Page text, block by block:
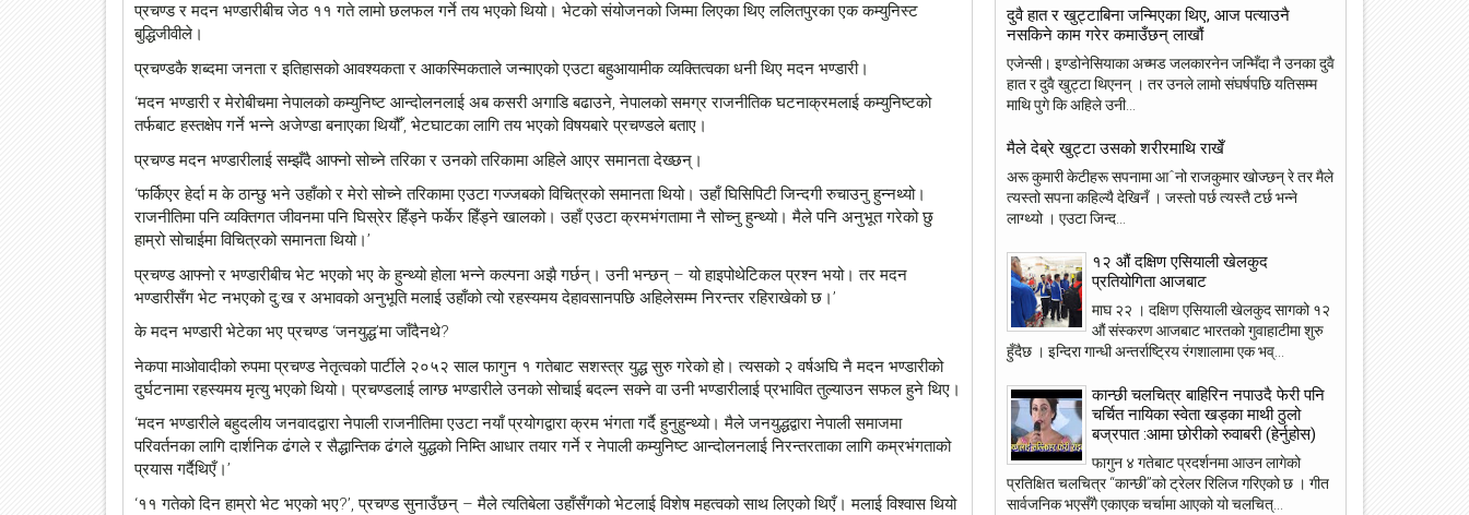
प्रचण्ड र मदन भण्डारीबीच जेठ ११ गते लामो छलफल गर्ने तय भएको थियो। भेटको संयोजनको जिम्मा लिएका थिए ललितपुरका एक कम्युनिस्ट
बुद्धिजीवीले।
प्रचण्डकै शब्दमा जनता र इतिहासको आवश्यकता र आकस्मिकताले जन्माएको एउटा बहुआयामीक व्यक्तित्वका धनी थिए मदन भण्डारी।
‘मदन भण्डारी र मेरोबीचमा नेपालको कम्युनिष्ट आन्दोलनलाई अब कसरी अगाडि बढाउने, नेपालको समग्र राजनीतिक घटनाक्रमलाई कम्युनिष्टको
तर्फबाट हस्तक्षेप गर्ने भन्ने अजेण्डा बनाएका थियौँ’, भेटघाटका लागि तय भएको विषयबारे प्रचण्डले बताए।
प्रचण्ड मदन भण्डारीलाई सम्झँदै आफ्नो सोच्ने तरिका र उनको तरिकामा अहिले आएर समानता देख्छन्।
‘फर्किएर हेर्दा म के ठान्छु भने उहाँको र मेरो सोच्ने तरिकामा एउटा गज्जबको विचित्रको समानता थियो। उहाँ घिसिपिटी जिन्दगी रुचाउनु हुन्नथ्यो।
राजनीतिमा पनि व्यक्तिगत जीवनमा पनि घिस्रेर हिँड्ने फर्केर हिँड्ने खालको। उहाँ एउटा क्रमभंगतामा नै सोच्नु हुन्थ्यो। मैले पनि अनुभूत गरेको छु
हाम्रो सोचाईमा विचित्रको समानता थियो।’
प्रचण्ड आफ्नो र भण्डारीबीच भेट भएको भए के हुन्थ्यो होला भन्ने कल्पना अझै गर्छन्। उनी भन्छन् – यो हाइपोथेटिकल प्रश्न भयो। तर मदन
भण्डारीसँग भेट नभएको दु:ख र अभावको अनुभूति मलाई उहाँको त्यो रहस्यमय देहावसानपछि अहिलेसम्म निरन्तर रहिराखेको छ।’
के मदन भण्डारी भेटेका भए प्रचण्ड ‘जनयुद्ध’मा जाँदैनथे?
नेकपा माओवादीको रुपमा प्रचण्ड नेतृत्वको पार्टीले २०५२ साल फागुन १ गतेबाट सशस्त्र युद्ध सुरु गरेको हो। त्यसको २ वर्षअघि नै मदन भण्डारीको
दुर्घटनामा रहस्यमय मृत्यु भएको थियो। प्रचण्डलाई लाग्छ भण्डारीले उनको सोचाई बदल्न सक्ने वा उनी भण्डारीलाई प्रभावित तुल्याउन सफल हुने थिए।
‘मदन भण्डारीले बहुदलीय जनवादद्वारा नेपाली राजनीतिमा एउटा नयाँ प्रयोगद्वारा क्रम भंगता गर्दै हुनुहुन्थ्यो। मैले जनयुद्धद्वारा नेपाली समाजमा
परिवर्तनका लागि दार्शनिक ढंगले र सैद्धान्तिक ढंगले युद्धको निम्ति आधार तयार गर्ने र नेपाली कम्युनिष्ट आन्दोलनलाई निरन्तरताका लागि कम्रभंगताको
प्रयास गर्दैथिएँ।’
‘११ गतेको दिन हाम्रो भेट भएको भए?’, प्रचण्ड सुनाउँछन् – मैले त्यतिबेला उहाँसँगको भेटलाई विशेष महत्वको साथ लिएको थिएँ। मलाई विश्वास थियो
दुवै हात र खुट्टाबिना जन्मिएका थिए, आज पत्याउनै
नसकिने काम गरेर कमाउँछन् लाखौं
एजेन्सी। इण्डोनेसियाका अच्मड जलकारनेन जन्मिँदा नै उनका दुवै
हात र दुवै खुट्टा थिएनन् । तर उनले लामो संघर्षपछि यतिसम्म
माथि पुगे कि अहिले उनी...
मैले देब्रे खुट्टा उसको शरीरमाथि राखेँ
अरू कुमारी केटीहरू सपनामा आˆनो राजकुमार खोज्छन् रे तर मैले
त्यस्तो सपना कहिल्यै देखिनँ । जस्तो पर्छ त्यस्तै टर्छ भन्ने
लाग्थ्यो । एउटा जिन्द...
१२ औं दक्षिण एसियाली खेलकुद
प्रतियोगिता आजबाट
माघ २२ । दक्षिण एसियाली खेलकुद सागको १२
औं संस्करण आजबाट भारतको गुवाहाटीमा शुरु
हुँदैछ । इन्दिरा गान्धी अन्तर्राष्ट्रिय रंगशालामा एक भव्...
कान्छी चलचित्र बाहिरिन नपाउदै फेरी पनि
चर्चित नायिका स्वेता खड्का माथी ठुलो
बज्रपात :आमा छोरीको रुवाबरी (हेर्नुहोस)
फागुन ४ गतेबाट प्रदर्शनमा आउन लागेको
प्रतिक्षित चलचित्र “कान्छी”को ट्रेलर रिलिज गरिएको छ । गीत
सार्वजनिक भएसँगै एकाएक चर्चामा आएको यो चलचित्...